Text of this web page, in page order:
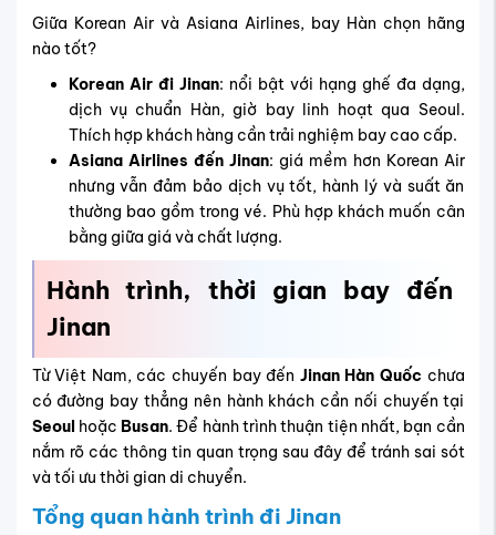
Giữa Korean Air và Asiana Airlines, bay Hàn chọn hãng
nào tốt?
Korean Air đi Jinan: nổi bật với hạng ghế đa dạng,
dịch vụ chuẩn Hàn, giờ bay linh hoạt qua Seoul.
Thích hợp khách hàng cần trải nghiệm bay cao cấp.
Asiana Airlines đến Jinan: giá mềm hơn Korean Air
nhưng vẫn đảm bảo dịch vụ tốt, hành lý và suất ăn
thường bao gồm trong vé. Phù hợp khách muốn cân
bằng giữa giá và chất lượng.
Hành trình, thời gian bay đến
Jinan
Từ Việt Nam, các chuyến bay đến Jinan Hàn Quốc chưa
có đường bay thẳng nên hành khách cần nối chuyến tại
Seoul hoặc Busan. Để hành trình thuận tiện nhất, bạn cần
nắm rõ các thông tin quan trọng sau đây để tránh sai sót
và tối ưu thời gian di chuyển.
Tổng quan hành trình đi Jinan